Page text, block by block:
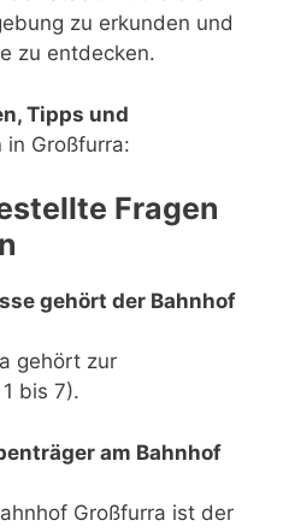
zu erkunden und
zu entdecken.
Tipps und
in Großfurra:
Fragen
gehört der Bahnhof
gehört zur
bis 7).
am Bahnhof
Großfurra ist der